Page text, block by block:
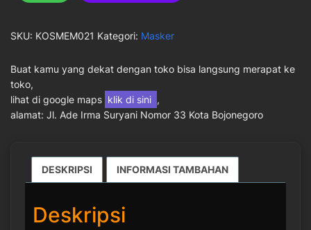
SKU: KOSMEM021 Kategori: Masker
Buat kamu yang dekat dengan toko bisa langsung merapat ke
toko,
lihat di google maps klik di sini ,
alamat: Jl. Ade Irma Suryani Nomor 33 Kota Bojonegoro
DESKRIPSI INFORMASI TAMBAHAN
Deskripsi